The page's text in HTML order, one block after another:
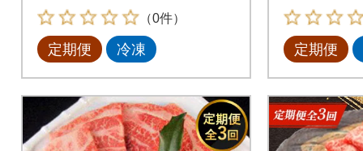
（0件）
定期便 冷凍 定期便